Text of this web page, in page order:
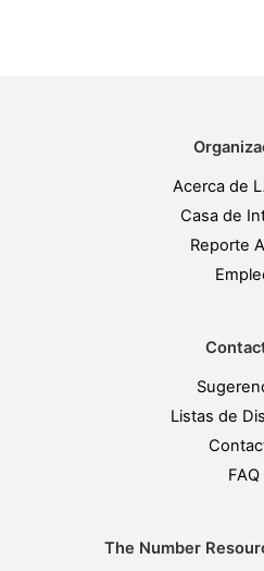
Acerca de
Casa de
Reporte
Listas de
FAQ
The Number